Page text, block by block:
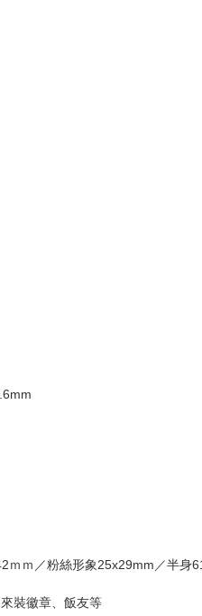
ｍｍ／粉絲形象25x29mm／半身
裝徽章、飯友等